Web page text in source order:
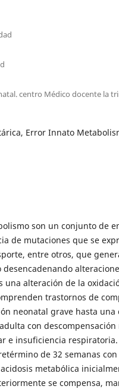
centro Médico docente la
Error Innato
son un conjunto de
de mutaciones que se
entre otros, que
alteración de la
trastornos de
neonatal grave hasta una
con descompensación
e insuficiencia respiratoria.
de 32 semanas
metabólica
se compensa,